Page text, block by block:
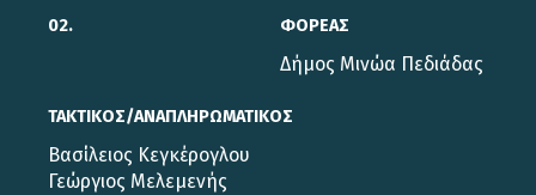
02. ΦΟΡΕΑΣ
Δήμος Μινώα Πεδιάδας
ΤΑΚΤΙΚΟΣ/ΑΝΑΠΛΗΡΩΜΑΤΙΚΟΣ
Βασίλειος Κεγκέρογλου
Γεώργιος Μελεμενής